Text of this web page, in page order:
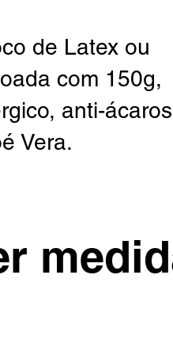
de Latex ou
com 150g,
anti-
Vera.